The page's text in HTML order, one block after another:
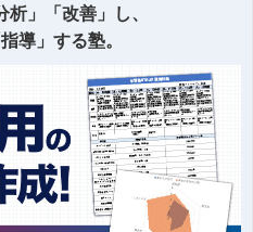
」「改善」し、
導」する塾。